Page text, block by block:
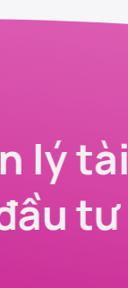
lý tài
tư